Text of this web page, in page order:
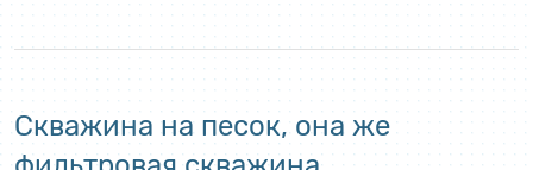
Скважина на песок, она же